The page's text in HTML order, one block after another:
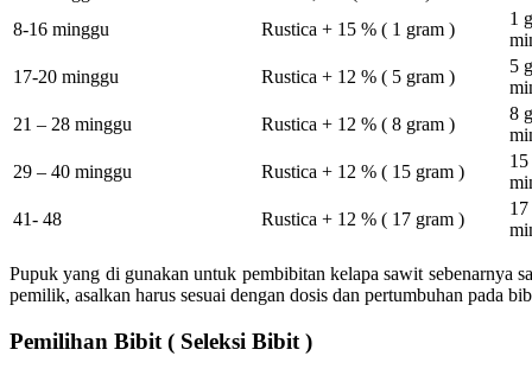
8-16 minggu
Rustica + 15 % ( 1 gram )
1
17-20 minggu
Rustica + 12 % ( 5 gram )
5
21 – 28 minggu
Rustica + 12 % ( 8 gram )
8
29 – 40 minggu
Rustica + 12 % ( 15 gram )
41- 48
Rustica + 12 % ( 17 gram )
Pupuk yang di gunakan untuk pembibitan kelapa sawit sebenarnya
pemilik, asalkan harus sesuai dengan dosis dan pertumbuhan pada
Pemilihan Bibit ( Seleksi Bibit )